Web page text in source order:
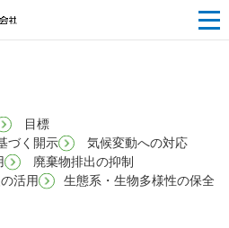
目標
づく開示
気候変動への対応
廃棄物排出の抑制
活用
生態系・生物多様性の保全